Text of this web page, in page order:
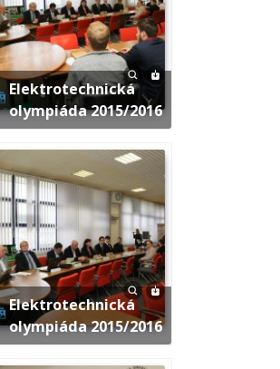
Elektrotechnická
olympiáda 2015/2016
Elektrotechnická
olympiáda 2015/2016